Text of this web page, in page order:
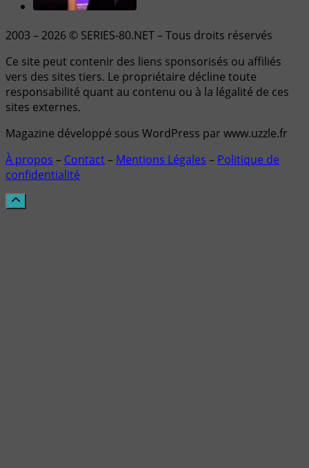
2003 – 2026 © SERIES-80.NET – Tous droits réservés
Ce site peut contenir des liens sponsorisés ou affiliés
vers des sites tiers. Le propriétaire décline toute
responsabilité quant au contenu ou à la légalité de ces
sites externes.
Magazine développé sous WordPress par www.uzzle.fr
À propos – Contact– Mentions Légales – Politique de
confidentialité